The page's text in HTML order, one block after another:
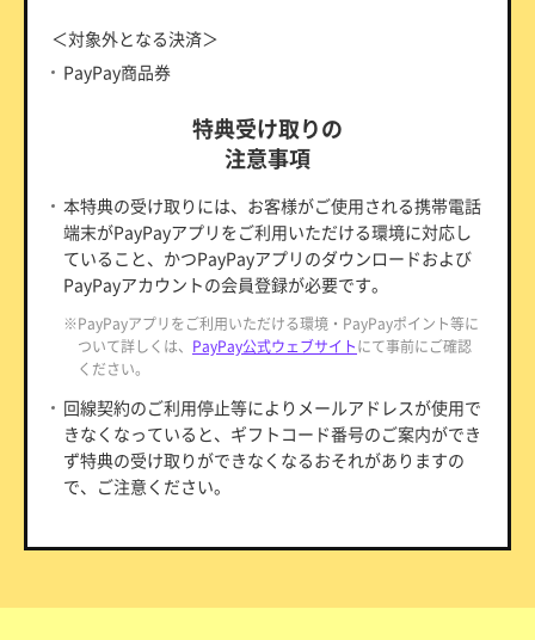
＜対象外となる決済＞
PayPay商品券
特典受け取りの
注意事項
本特典の受け取りには、お客様がご使用される携帯電話
端末がPayPayアプリをご利用いただける環境に対応し
ていること、かつPayPayアプリのダウンロードおよび
PayPayアカウントの会員登録が必要です。
※PayPayアプリをご利用いただける環境・PayPayポイント等に
ついて詳しくは、 PayPay公式ウェブサイトにて事前にご確認
ください。
回線契約のご利用停止等によりメールアドレスが使用で
きなくなっていると、ギフトコード番号のご案内ができ
ず特典の受け取りができなくなるおそれがありますの
で、ご注意ください。